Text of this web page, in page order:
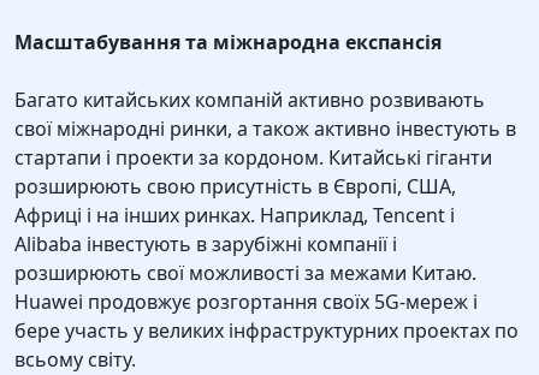
Масштабування та міжнародна експансія
Багато китайських компаній активно розвивають
свої міжнародні ринки, а також активно інвестують в
стартапи і проекти за кордоном. Китайські гіганти
розширюють свою присутність в Європі, США,
Африці і на інших ринках. Наприклад, Tencent і
Alibaba інвестують в зарубіжні компанії і
розширюють свої можливості за межами Китаю.
Huawei продовжує розгортання своїх 5G-мереж і
бере участь у великих інфраструктурних проектах по
всьому світу.